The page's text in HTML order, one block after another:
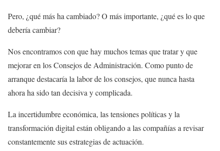
Pero, ¿qué más ha cambiado? O más importante, ¿qué es lo que
debería cambiar?
Nos encontramos con que hay muchos temas que tratar y que
mejorar en los Consejos de Administración. Como punto de
arranque destacaría la labor de los consejos, que nunca hasta
ahora ha sido tan decisiva y complicada.
La incertidumbre económica, las tensiones políticas y la
transformación digital están obligando a las compañías a revisar
constantemente sus estrategias de actuación.